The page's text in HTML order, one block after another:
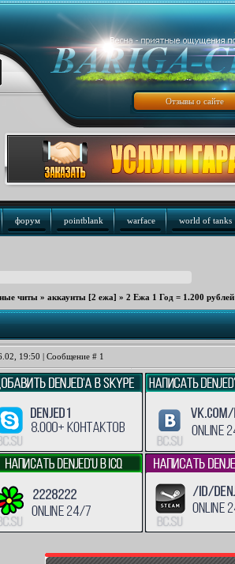
Отзывы о сайте
форум pointblank warface world of tanks
читы » аккаунты [2 ежа] » 2 Ежа 1 Год = 1.200 рублей
19:50 | Сообщение # 1